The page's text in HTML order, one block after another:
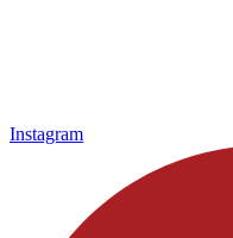
Instagram